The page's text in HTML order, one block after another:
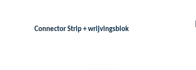
Connector Strip + wrijvingsblok